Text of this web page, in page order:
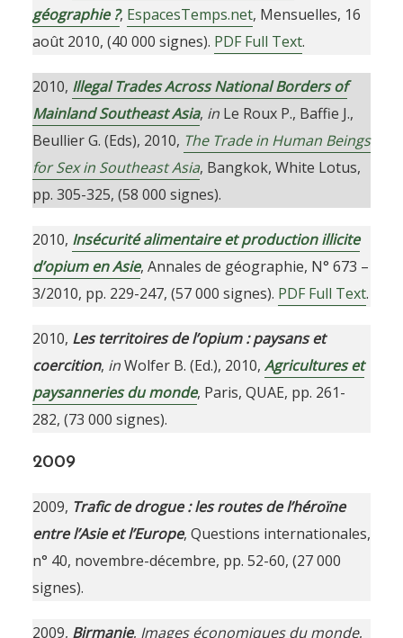
géographie ?, EspacesTemps.net, Mensuelles, 16
août 2010, (40 000 signes). PDF Full Text.
2010, Illegal Trades Across National Borders of
Mainland Southeast Asia, inLe Roux P., Baffie J.,
Beullier G. (Eds), 2010, The Trade in Human Beings
for Sex in Southeast Asia, Bangkok, White Lotus,
pp. 305-325, (58 000 signes).
2010, Insécurité alimentaire et production illicite
d’opium en Asie, Annales de géographie, N° 673 –
3/2010, pp. 229-247, (57 000 signes). PDF Full Text.
2010, Les territoires de l’opium : paysans et
coercition, inWolfer B. (Ed.), 2010, Agricultures et
paysanneries du monde, Paris, QUAE, pp. 261-
282, (73 000 signes).
2009
2009, Trafic de drogue : les routes de l’héroïne
entre l’Asie et l’Europe, Questions internationales,
n° 40, novembre-décembre, pp. 52-60, (27 000
signes).
2009, Birmanie, Images économiques du monde,